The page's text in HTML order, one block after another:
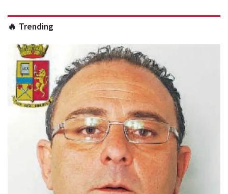
🔥 Trending